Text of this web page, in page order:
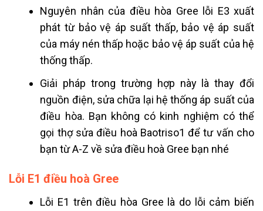
Nguyên nhân của điều hòa Gree lỗi E3 xuất
phát từ bảo vệ áp suất thấp, bảo vệ áp suất
của máy nén thấp hoặc bảo vệ áp suất của hệ
thống thấp.
Giải pháp trong trường hợp này là thay đổi
nguồn điện, sửa chữa lại hệ thống áp suất của
điều hòa. Bạn không có kinh nghiệm có thể
gọi thợ sửa điều hoà Baotriso1 để tư vấn cho
bạn từ A-Z về sửa điều hoà Gree bạn nhé
Lỗi E1 điều hoà Gree
Lỗi E1 trên điều hòa Gree là do lỗi cảm biến